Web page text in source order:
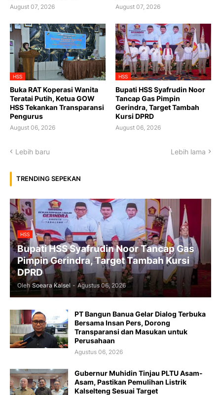
August 07, 2026 August 07, 2026
HSS
Buka RAT Koperasi Wanita
Teratai Putih, Ketua GOW
HSS Tekankan Transparansi
Pengurus
August 06, 2026
HSS
Bupati HSS Syafrudin Noor
Tancap Gas Pimpin
Gerindra, Target Tambah
Kursi DPRD
August 06, 2026
Lebih baru Lebih lama
TRENDING SEPEKAN
HSS
Bupati HSS Syafrudin Noor Tancap Gas
Pimpin Gerindra, Target Tambah Kursi
DPRD
Oleh Soeara Kalsel - Agustus 06, 2026
PT Bangun Banua Gelar Dialog Terbuka
Bersama Insan Pers, Dorong
Transparansi dan Masukan untuk
Perusahaan
Agustus 06, 2026
Gubernur Muhidin Tinjau PLTU Asam-
Asam, Pastikan Pemulihan Listrik
Kalselteng Sesuai Target